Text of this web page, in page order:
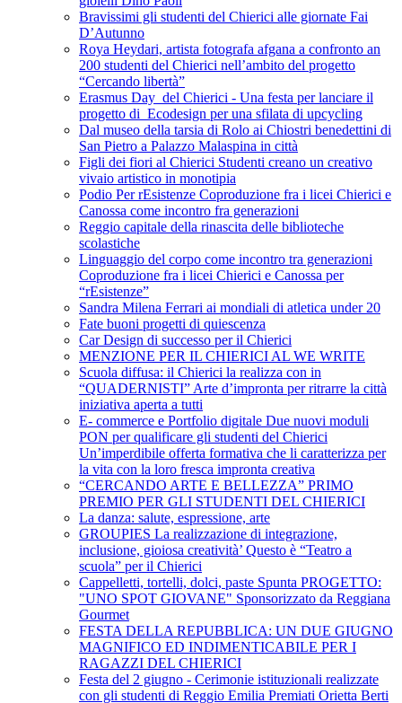
Bravissimi gli studenti del Chierici alle giornate Fai
D’Autunno
Roya Heydari, artista fotografa afgana a confronto an
200 studenti del Chierici nell’ambito del progetto
“Cercando libertà”
Erasmus Day del Chierici - Una festa per lanciare il
progetto di Ecodesign per una sfilata di upcycling
Dal museo della tarsia di Rolo ai Chiostri benedettini di
San Pietro a Palazzo Malaspina in città
Figli dei fiori al Chierici Studenti creano un creativo
vivaio artistico in monotipia
Podio Per rEsistenze Coproduzione fra i licei Chierici e
Canossa come incontro fra generazioni
Reggio capitale della rinascita delle biblioteche
scolastiche
Linguaggio del corpo come incontro tra generazioni
Coproduzione fra i licei Chierici e Canossa per
“rEsistenze”
Sandra Milena Ferrari ai mondiali di atletica under 20
Fate buoni progetti di quiescenza
Car Design di successo per il Chierici
MENZIONE PER IL CHIERICI AL WE WRITE
Scuola diffusa: il Chierici la realizza con in
“QUADERNISTI” Arte d’impronta per ritrarre la città
iniziativa aperta a tutti
E- commerce e Portfolio digitale Due nuovi moduli
PON per qualificare gli studenti del Chierici
Un’imperdibile offerta formativa che li caratterizza per
la vita con la loro fresca impronta creativa
“CERCANDO ARTE E BELLEZZA” PRIMO
PREMIO PER GLI STUDENTI DEL CHIERICI
La danza: salute, espressione, arte
GROUPIES La realizzazione di integrazione,
inclusione, gioiosa creatività’ Questo è “Teatro a
scuola” per il Chierici
Cappelletti, tortelli, dolci, paste Spunta PROGETTO:
"UNO SPOT GIOVANE" Sponsorizzato da Reggiana
Gourmet
FESTA DELLA REPUBBLICA: UN DUE GIUGNO
MAGNIFICO ED INDIMENTICABILE PER I
RAGAZZI DEL CHIERICI
Festa del 2 giugno - Cerimonie istituzionali realizzate
con gli studenti di Reggio Emilia Premiati Orietta Berti